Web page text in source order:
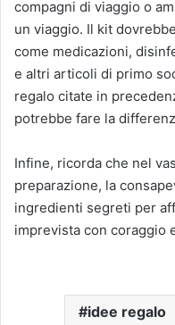
compagni di viaggio o
un viaggio. Il kit
come medicazioni,
e altri articoli di primo
regalo citate in
potrebbe fare la
Infine, ricorda che nel
preparazione, la
ingredienti segreti per
imprevista con coraggio
idee regalo